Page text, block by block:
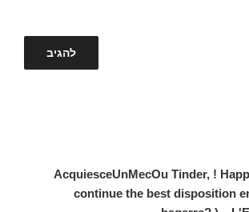
AcquiesceUnMecOu Tinder, !
continue the best disposition